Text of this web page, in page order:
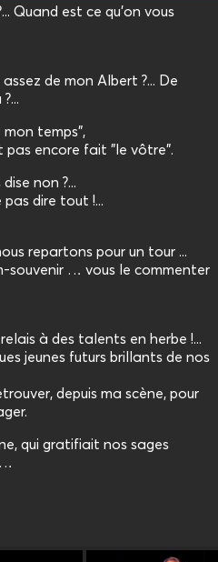
Quand est ce qu'on vous
de mon Albert ?... De
temps",
pas encore fait "le vôtre".
non ?...
dire tout !...
repartons pour un tour ...
souvenir … vous le commenter
à des talents en herbe !...
jeunes futurs brillants de nos
depuis ma scène, pour
qui gratifiait nos sages